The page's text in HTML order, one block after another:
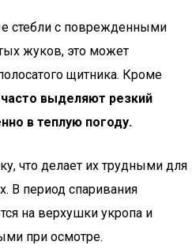
стебли с поврежденными
жуков, это может
щитника. Кроме
выделяют резкий
в теплую погоду.
что делает их трудными для
В период спаривания
на верхушки укропа и
при осмотре.